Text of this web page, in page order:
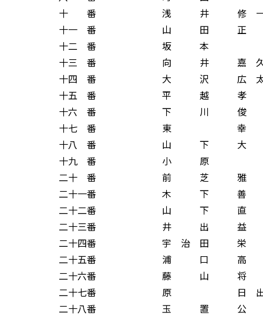
十 番 浅 井 修 一
十一 番 山 田 正
十二 番 坂 本
十三 番 向 井 嘉 久
十四 番 大 沢 広 太
十五 番 平 越 孝
十六 番 下 川 俊
十七 番 東 幸
十八 番 山 下 大
十九 番 小 原
二十 番 前 芝 雅
二十一番 木 下 善
二十二番 山 下 直
二十三番 井 出 益
二十四番 宇 治 田 栄
二十五番 浦 口 高
二十六番 藤 山 将
二十七番 原 日 出
二十八番 玉 置 公